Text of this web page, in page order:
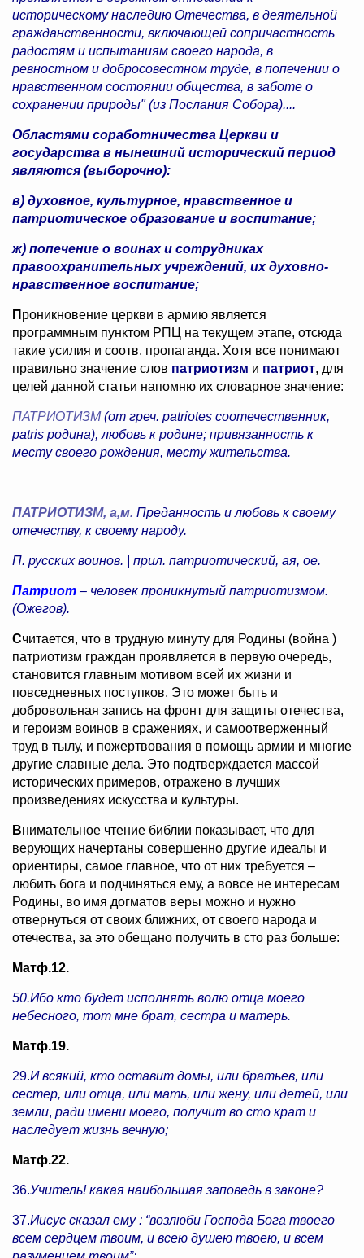
историческому наследию Отечества, в деятельной
гражданственности, включающей сопричастность
радостям и испытаниям своего народа, в
ревностном и добросовестном труде, в попечении о
нравственном состоянии общества, в заботе о
сохранении природы" (из Послания Собора)....
Областями соработничества Церкви и
государства в нынешний исторический период
являются (выборочно):
в) духовное, культурное, нравственное и
патриотическое образование и воспитание;
ж) попечение о воинах и сотрудниках
правоохранительных учреждений, их духовно-
нравственное воспитание;
П роникновение церкви в армию является
программным пунктом РПЦ на текущем этапе, отсюда
такие усилия и соотв. пропаганда. Хотя все понимают
правильно значение слов патриотизм и патриот, для
целей данной статьи напомню их словарное значение:
ПАТРИОТИЗМ (от греч. patriotes соотечественник,
patris родина), любовь к родине; привязанность к
месту своего рождения, месту жительства.
ПАТРИОТИЗМ, а,м. Преданность и любовь к своему
отечеству, к своему народу.
П. русских воинов. | прил. патриотический, ая, ое.
Патриот – человек проникнутый патриотизмом.
(Ожегов).
Считается, что в трудную минуту для Родины (война )
патриотизм граждан проявляется в первую очередь,
становится главным мотивом всей их жизни и
повседневных поступков. Это может быть и
добровольная запись на фронт для защиты отечества,
и героизм воинов в сражениях, и самоотверженный
труд в тылу, и пожертвования в помощь армии и многие
другие славные дела. Это подтверждается массой
исторических примеров, отражено в лучших
произведениях искусства и культуры.
Внимательное чтение библии показывает, что для
верующих начертаны совершенно другие идеалы и
ориентиры, самое главное, что от них требуется –
любить бога и подчиняться ему, а вовсе не интересам
Родины, во имя догматов веры можно и нужно
отвернуться от своих ближних, от своего народа и
отечества, за это обещано получить в сто раз больше:
Матф.12.
50.Ибо кто будет исполнять волю отца моего
небесного, тот мне брат, сестра и матерь.
Матф.19.
29.И всякий, кто оставит домы, или братьев, или
сестер, или отца, или мать, или жену, или детей, или
земли, ради имени моего, получит во сто крат и
наследует жизнь вечную;
Матф.22.
36.Учитель! какая наибольшая заповедь в законе?
37.Иисус сказал ему : “возлюби Господа Бога твоего
всем сердцем твоим, и всею душею твоею, и всем